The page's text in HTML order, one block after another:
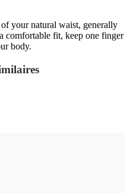
your natural waist, generally
comfortable fit, keep one finger
body.